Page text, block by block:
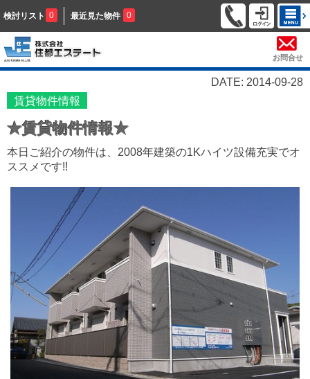
検討リスト 0 最近見た物件 0
お問合せ
DATE: 2014-09-28
賃貸物件情報
★賃貸物件情報★
本日ご紹介の物件は、2008年建築の1Kハイツ設備充実でオ
ススメです!!